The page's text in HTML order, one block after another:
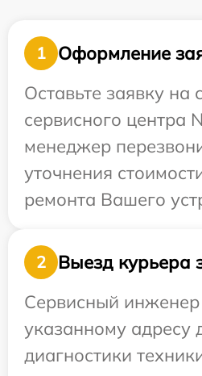
1
Оформление
Оставьте заявку на
сервисного центра
менеджер
уточнения
ремонта Вашего
2
Выезд курьера
Сервисный инженер
указанному адресу
диагностики